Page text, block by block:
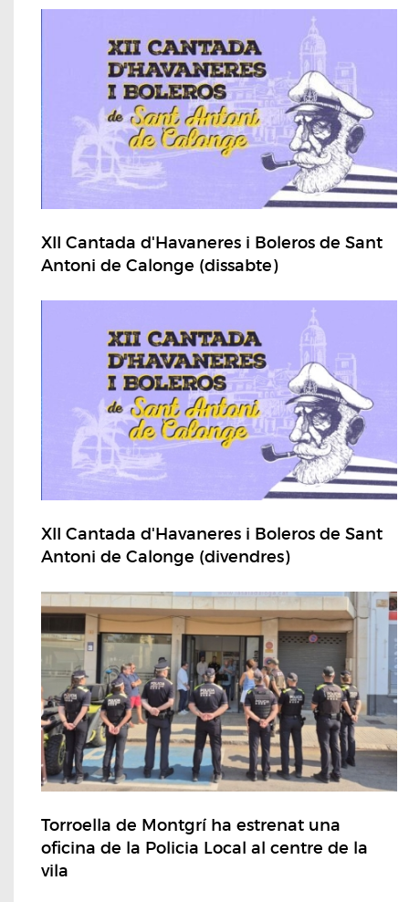
XII Cantada d'Havaneres i Boleros de Sant
Antoni de Calonge (dissabte)
XII Cantada d'Havaneres i Boleros de Sant
Antoni de Calonge (divendres)
Torroella de Montgrí ha estrenat una
oficina de la Policia Local al centre de la
vila